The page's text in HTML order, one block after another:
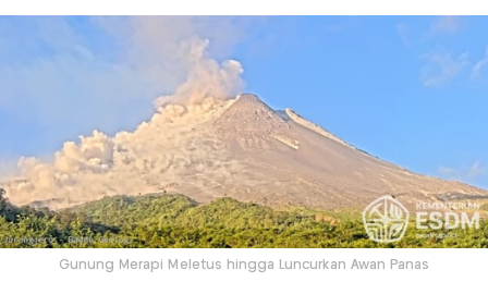
Gunung Merapi Meletus hingga Luncurkan Awan Panas